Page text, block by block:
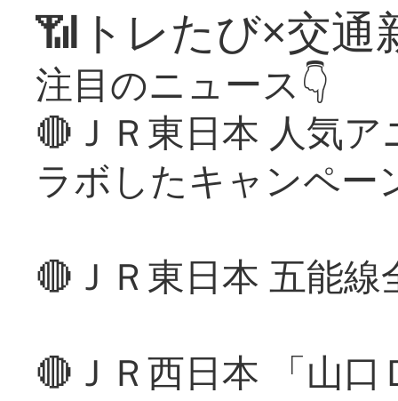
📶トレたび×交通
注目のニュース👇
🔴ＪＲ東日本 人気
ラボしたキャンペー
🔴ＪＲ東日本 五能
🔴ＪＲ西日本 「山